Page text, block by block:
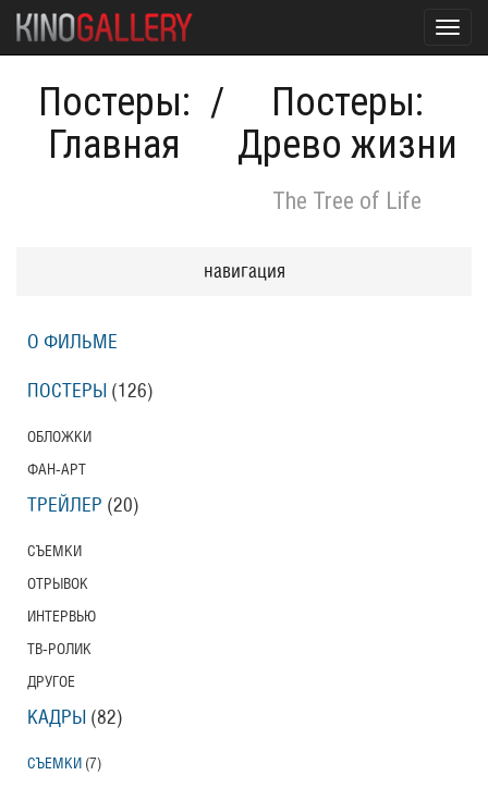
Постеры:
Главная
/
Постеры:
Древо жизни
The Tree of Life
навигация
О ФИЛЬМЕ
ПОСТЕРЫ (126)
ОБЛОЖКИ
ФАН-АРТ
ТРЕЙЛЕР (20)
СЪЕМКИ
ОТРЫВОК
ИНТЕРВЬЮ
ТВ-РОЛИК
ДРУГОЕ
КАДРЫ (82)
СЪЕМКИ (7)